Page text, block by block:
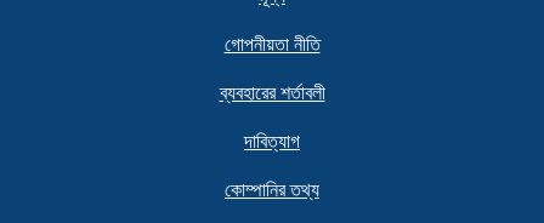
গোপনীয়তা নীতি
ব্যবহারের শর্তাবলী
দাবিত্যাগ
কোম্পানির তথ্য